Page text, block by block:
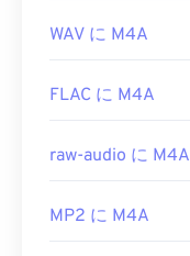
WAV に M4A
FLAC に M4A
raw-audio に M4A
MP2 に M4A